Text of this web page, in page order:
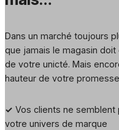
Dans un marché toujours
que jamais le magasin
de votre unicté. Mais
hauteur de votre
✓ Vos clients ne
votre univers de marque